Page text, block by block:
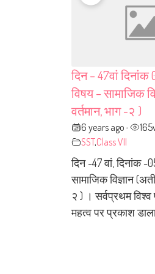
दिन – 47वां दिनांक
विषय – सामाजिक
वर्तमान, भाग -२ )
6 years ago • 165
SST,Class VII
दिन -47 वां, दिनांक -
सामाजिक विज्ञान
२ ) । सर्वप्रथम विश्व
महत्व पर प्रकाश